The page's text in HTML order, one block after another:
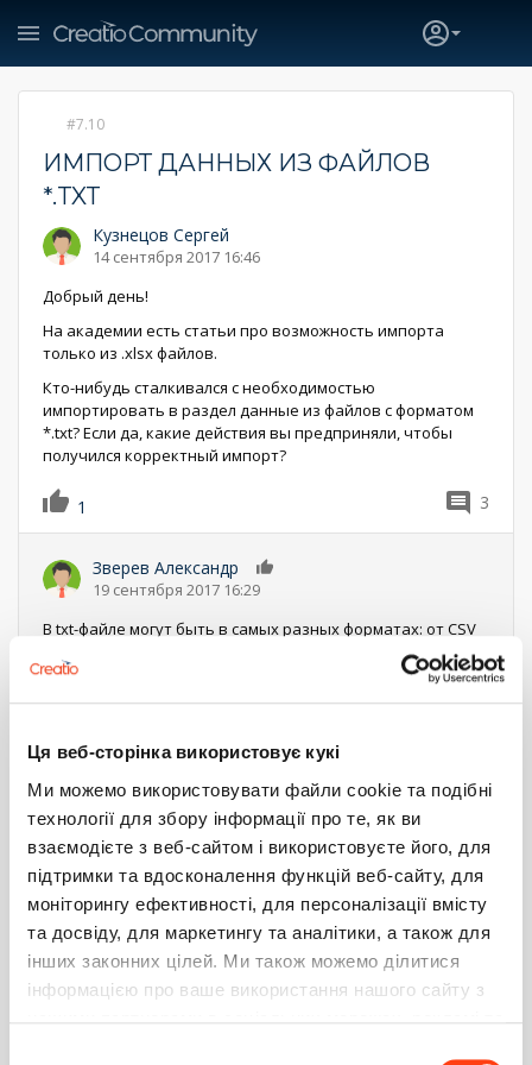
Ця веб-сторінка використовує кукі
Ми можемо використовувати файли cookie та подібні
технології для збору інформації про те, як ви
взаємодієте з веб-сайтом і використовуєте його, для
підтримки та вдосконалення функцій веб-сайту, для
моніторингу ефективності, для персоналізації вмісту
та досвіду, для маркетингу та аналітики, а також для
інших законних цілей. Ми також можемо ділитися
інформацією про ваше використання нашого сайту з
7.10
ИМПОРТ ДАННЫХ ИЗ ФАЙЛОВ
*.TXT
Кузнецов Сергей
14 сентября 2017 16:46
Добрый день!
На академии есть статьи про возможность импорта
только из .xlsx файлов.
Кто-нибудь сталкивался с необходимостью
импортировать в раздел данные из файлов с форматом
*.txt? Если да, какие действия вы предприняли, чтобы
получился корректный импорт?
1 3
Зверев Александр
19 сентября 2017 16:29
В txt-файле могут быть в самых разных форматах: от CSV
соглашения. В зависимости от формата и нужно
Кузнецов Сергей
19 сентября 2017 17:20
0
Допустим, формат обычный, сверху вниз идут
определённые ключи и через знак равенства им
присваиваются значения. Логику импорта придумать не
проблема. Вопрос в том, как её внедрить в стандартный
режим? Что переопределять, расширять? Возможно ли
это вообще?
Ответить